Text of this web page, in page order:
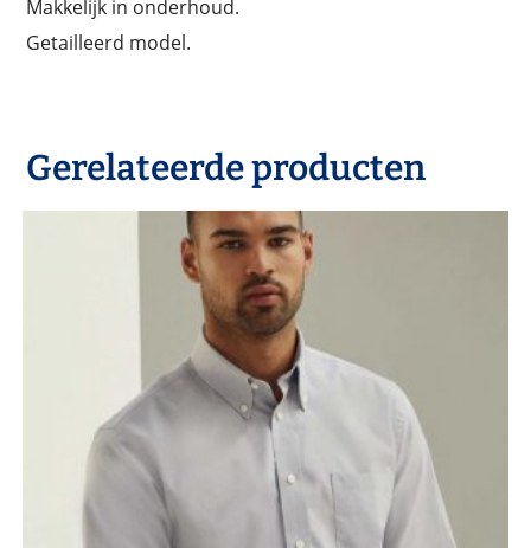
Makkelijk in onderhoud.
Getailleerd model.
Gerelateerde producten